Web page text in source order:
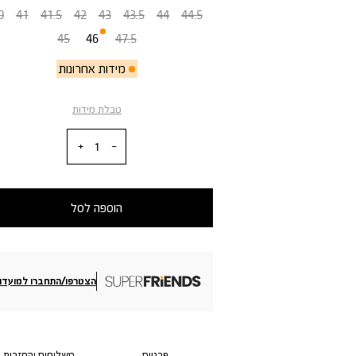
41 41.5 42 43 43.5 44
44.5
45
46
מידות אחרונות
47.5
טבלת מידות
הוספה לסל
הצטרפו/התחברו